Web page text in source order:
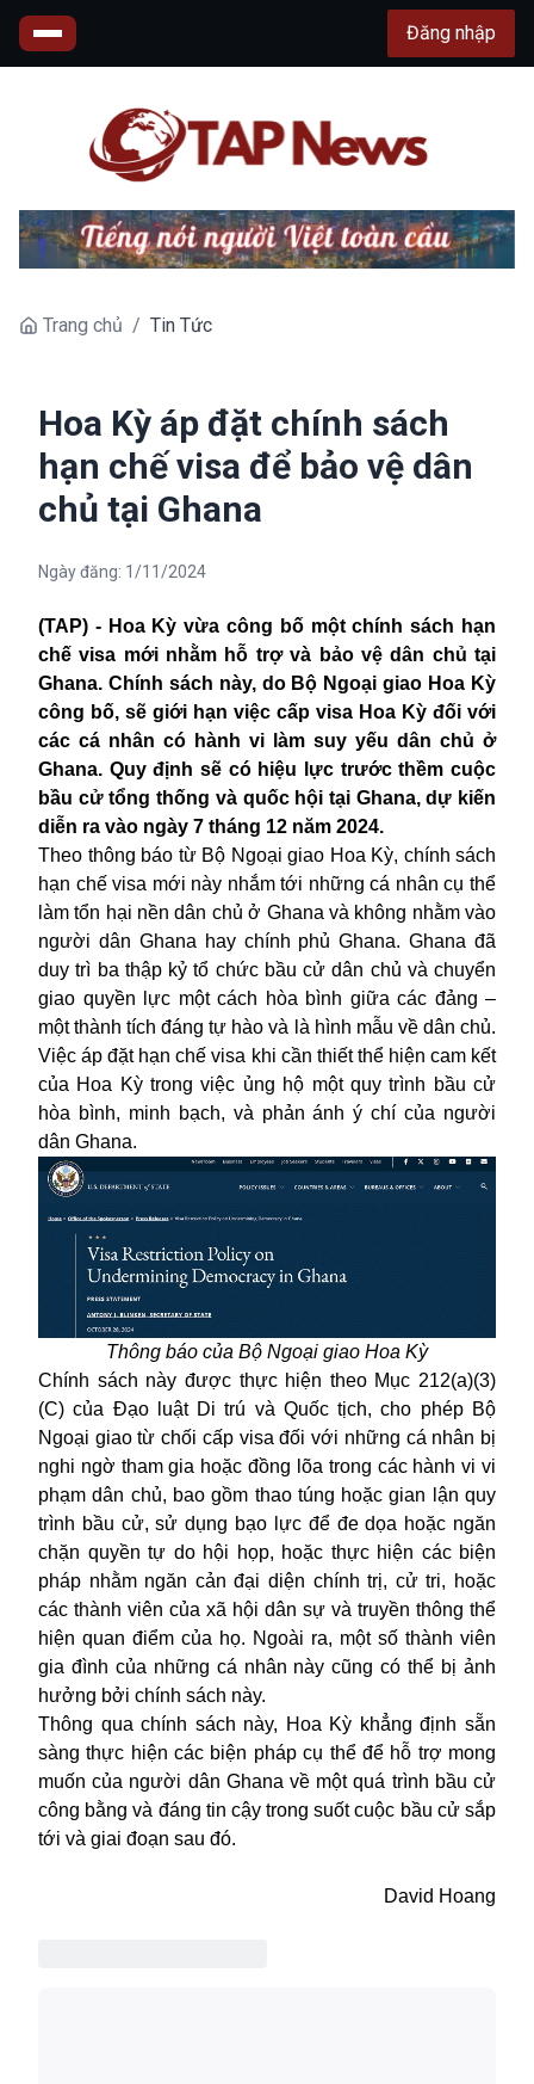
Đăng nhập
Trang chủ / Tin Tức
Hoa Kỳ áp đặt chính sách
hạn chế visa để bảo vệ dân
chủ tại Ghana
Ngày đăng: 1/11/2024
(TAP) - Hoa Kỳ vừa công bố một chính sách hạn
chế visa mới nhằm hỗ trợ và bảo vệ dân chủ tại
Ghana. Chính sách này, do Bộ Ngoại giao Hoa Kỳ
công bố, sẽ giới hạn việc cấp visa Hoa Kỳ đối với
các cá nhân có hành vi làm suy yếu dân chủ ở
Ghana. Quy định sẽ có hiệu lực trước thềm cuộc
bầu cử tổng thống và quốc hội tại Ghana, dự kiến
diễn ra vào ngày 7 tháng 12 năm 2024.
Theo thông báo từ Bộ Ngoại giao Hoa Kỳ, chính sách
hạn chế visa mới này nhắm tới những cá nhân cụ thể
làm tổn hại nền dân chủ ở Ghana và không nhằm vào
người dân Ghana hay chính phủ Ghana. Ghana đã
duy trì ba thập kỷ tổ chức bầu cử dân chủ và chuyển
giao quyền lực một cách hòa bình giữa các đảng –
một thành tích đáng tự hào và là hình mẫu về dân chủ.
Việc áp đặt hạn chế visa khi cần thiết thể hiện cam kết
của Hoa Kỳ trong việc ủng hộ một quy trình bầu cử
hòa bình, minh bạch, và phản ánh ý chí của người
dân Ghana.
Thông báo của Bộ Ngoại giao Hoa Kỳ
Chính sách này được thực hiện theo Mục 212(a)(3)
(C) của Đạo luật Di trú và Quốc tịch, cho phép Bộ
Ngoại giao từ chối cấp visa đối với những cá nhân bị
nghi ngờ tham gia hoặc đồng lõa trong các hành vi vi
phạm dân chủ, bao gồm thao túng hoặc gian lận quy
trình bầu cử, sử dụng bạo lực để đe dọa hoặc ngăn
chặn quyền tự do hội họp, hoặc thực hiện các biện
pháp nhằm ngăn cản đại diện chính trị, cử tri, hoặc
các thành viên của xã hội dân sự và truyền thông thể
hiện quan điểm của họ. Ngoài ra, một số thành viên
gia đình của những cá nhân này cũng có thể bị ảnh
hưởng bởi chính sách này.
Thông qua chính sách này, Hoa Kỳ khẳng định sẵn
sàng thực hiện các biện pháp cụ thể để hỗ trợ mong
muốn của người dân Ghana về một quá trình bầu cử
công bằng và đáng tin cậy trong suốt cuộc bầu cử sắp
tới và giai đoạn sau đó.
David Hoang